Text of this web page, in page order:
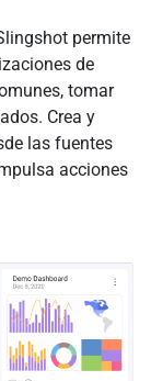
permite
de
tomar
Crea y
las fuentes
acciones